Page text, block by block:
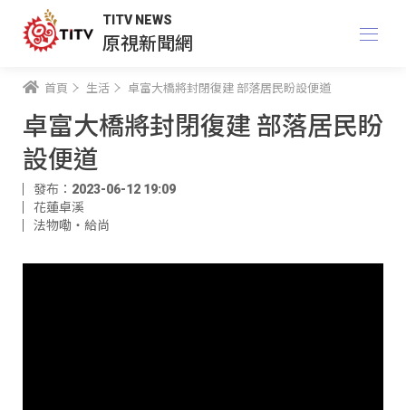
TITV NEWS
原視新聞網
首頁 生活 卓富大橋將封閉復建 部落居民盼設便道
卓富大橋將封閉復建 部落居民盼
設便道
發布：2023-06-12 19:09
花蓮卓溪
法物嘞‧給尚